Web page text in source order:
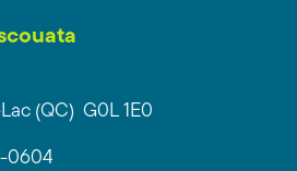
(QC) G0L 1E0
0604